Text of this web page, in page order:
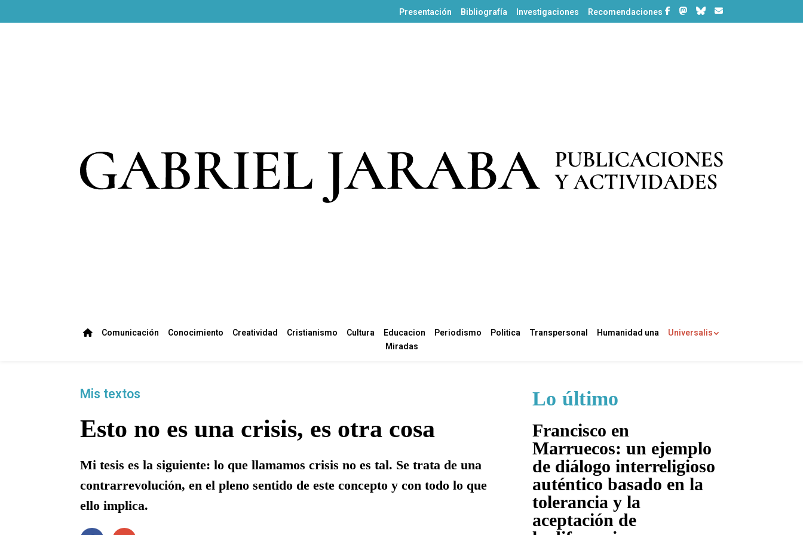
Presentación Bibliografía Investigaciones Recomendaciones
Comunicación Conocimiento Creatividad Cristianismo Cultura Educacion Periodismo Politica Transpersonal Humanidad una
Universalis
Miradas
Mis textos
Esto no es una crisis, es otra cosa
Mi tesis es la siguiente: lo que llamamos crisis no es tal. Se trata de una
contrarrevolución, en el pleno sentido de este concepto y con todo lo que
ello implica.
Lo último
Francisco en
Marruecos: un ejemplo
de diálogo interreligioso
auténtico basado en la
tolerancia y la
aceptación de